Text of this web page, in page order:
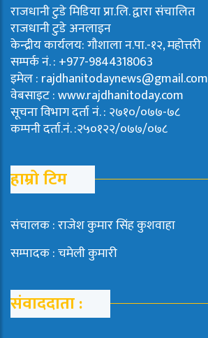
राजधानी टुडे मिडिया प्रा.लि. द्वारा संचालित
राजधानी टुडे अनलाइन
केन्द्रीय कार्यलय: गौशाला न.पा.-१२, महोत्तरी
सम्पर्क नं. : +977-9844318063
इमेल : rajdhanitodaynews@gmail.com
वेबसाइट : www.rajdhanitoday.com
सूचना विभाग दर्ता नं. : २७१०/०७७-७८
कम्पनी दर्ता.नं. :२५०१२२/०७७/०७८
हाम्रो टिम
संचालक : राजेश कुमार सिंह कुशवाहा
सम्पादक : चमेली कुमारी
संवाददाता :